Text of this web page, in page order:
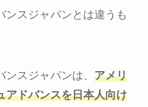
ンスジャパンとは違うも
スジャパンは、 アメリ
アドバンスを日本人向け